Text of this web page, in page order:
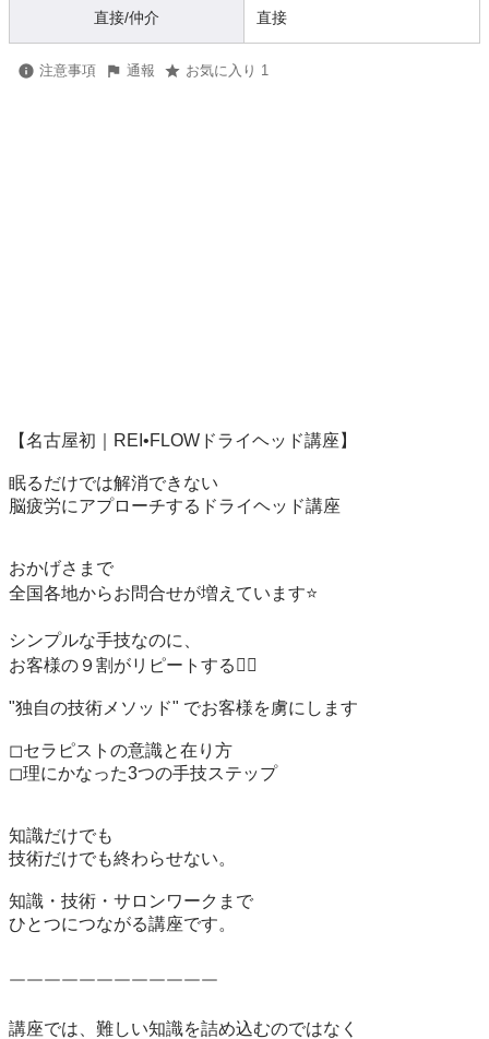
直接/仲介 直接
注意事項 通報 お気に入り 1
【名古屋初｜REI•FLOWドライヘッド講座】
眠るだけでは解消できない
脳疲労にアプローチするドライヘッド講座
おかげさまで
全国各地からお問合せが増えています⭐️
シンプルな手技なのに、
お客様の９割がリピートする❤️‍🔥
"独自の技術メソッド" でお客様を虜にします
◻︎セラピストの意識と在り方
◻︎理にかなった3つの手技ステップ
知識だけでも
技術だけでも終わらせない。
知識・技術・サロンワークまで
ひとつにつながる講座です。
￣￣￣￣￣￣￣￣￣￣￣￣
講座では、難しい知識を詰め込むのではなく